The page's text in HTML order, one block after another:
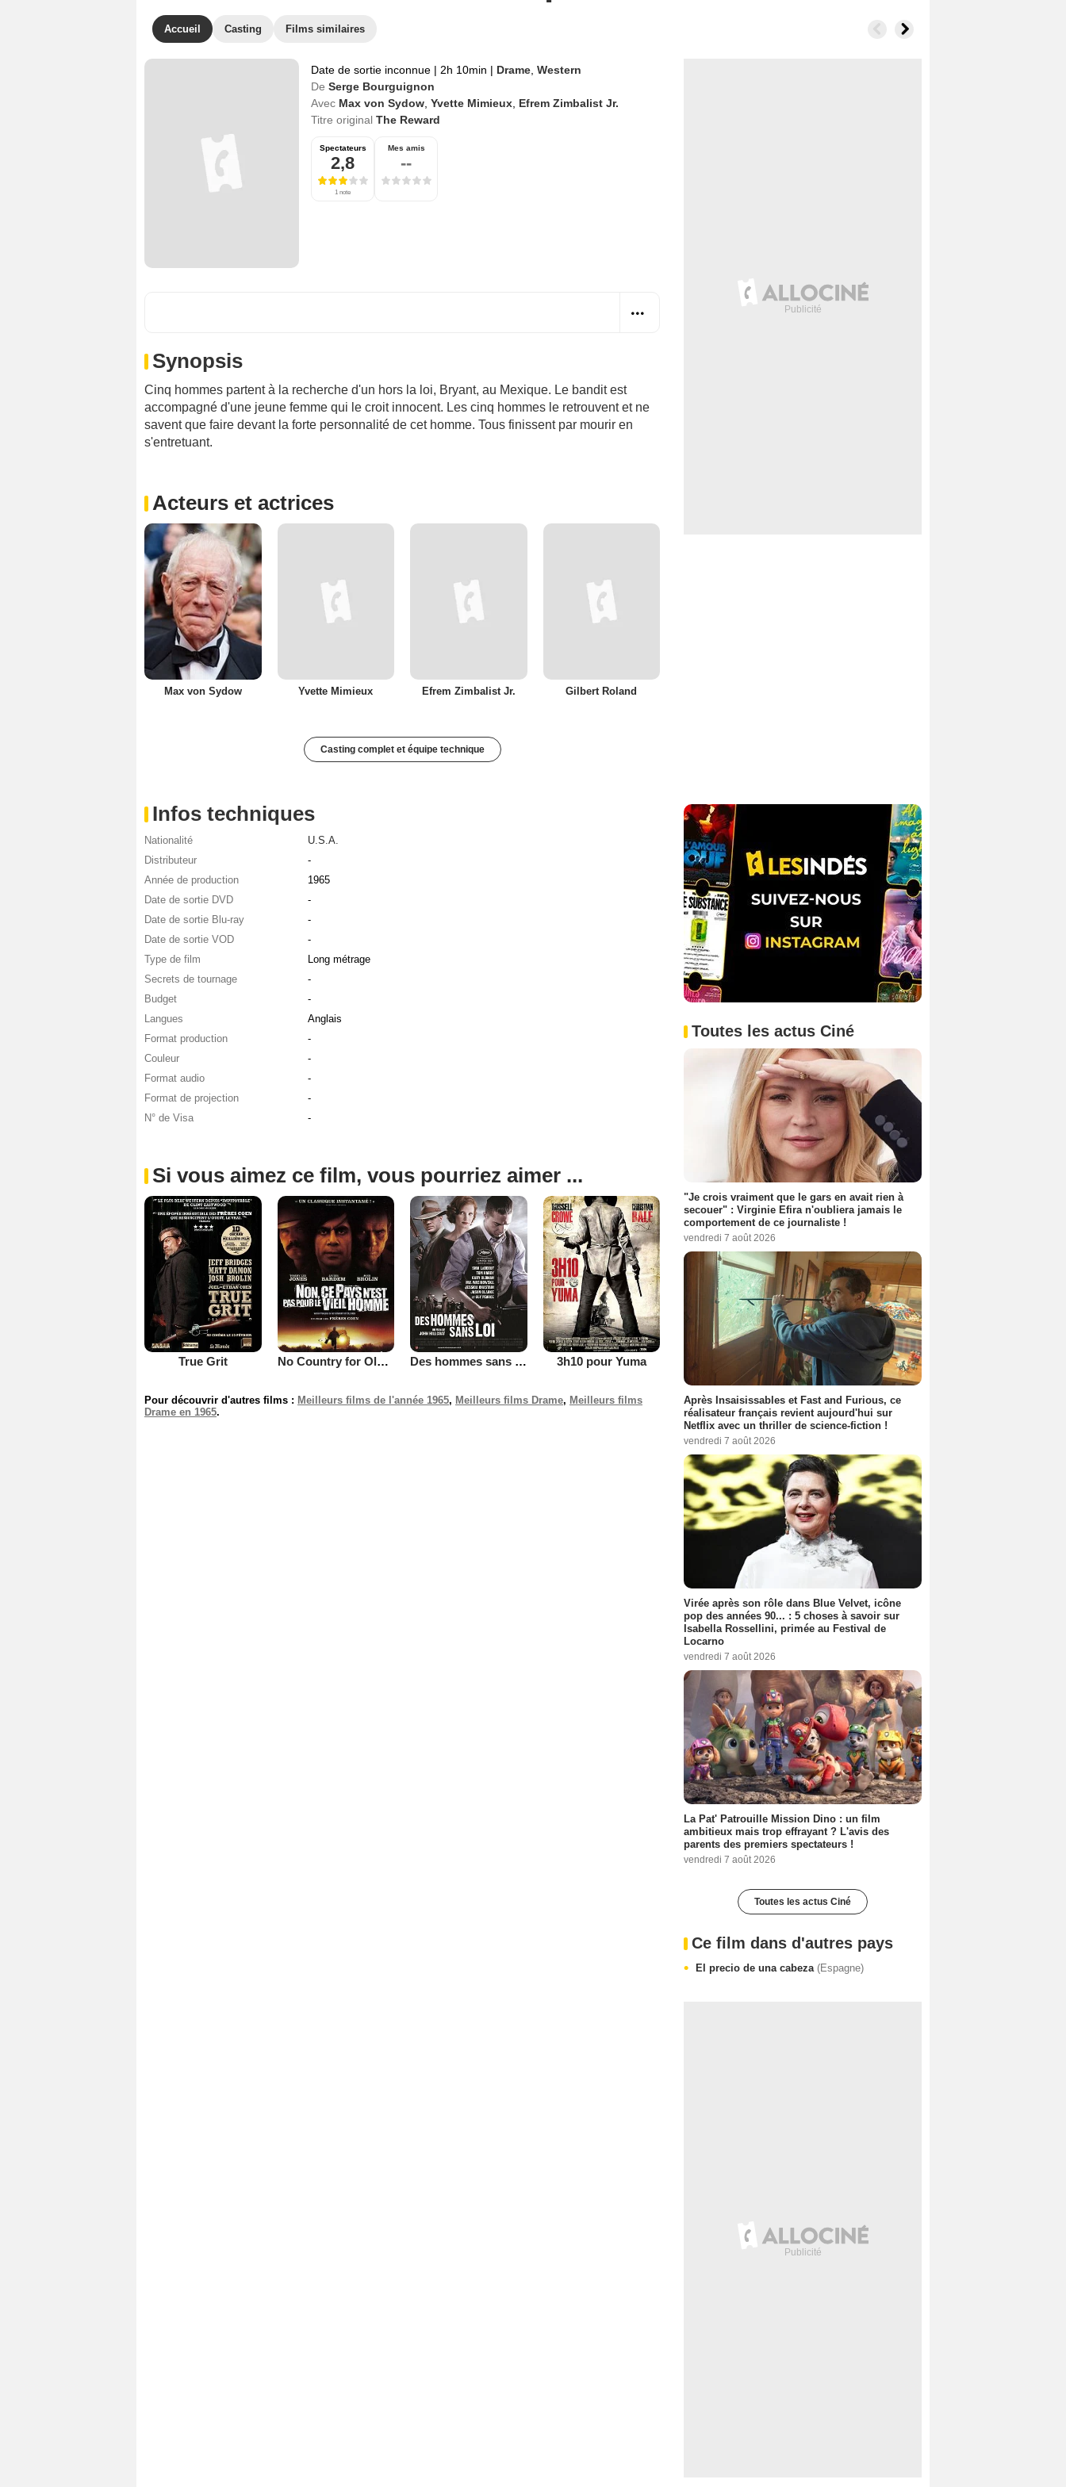
Accueil Casting Films similaires
Date de sortie inconnue | 2h 10min | Drame Western
De Serge Bourguignon
Avec Max von Sydow Yvette Mimieux Efrem Zimbalist Jr.
Titre original The Reward
Spectateurs
2,8
1 note
Mes amis
--
Synopsis
Cinq hommes partent à la recherche d'un hors la loi, Bryant, au Mexique. Le bandit est
accompagné d'une jeune femme qui le croit innocent. Les cinq hommes le retrouvent et ne
savent que faire devant la forte personnalité de cet homme. Tous finissent par mourir en
s'entretuant.
Acteurs et actrices
Max von Sydow Yvette Mimieux Efrem Zimbalist Jr. Gilbert Roland
Casting complet et équipe technique
Infos techniques
Nationalité
U.S.A.
Distributeur
-
Année de production
1965
Date de sortie DVD
-
Date de sortie Blu-ray
-
Date de sortie VOD
-
Type de film
Long métrage
Secrets de tournage
-
Budget
-
Langues
Anglais
Format production
-
Couleur
-
Format audio
-
Format de projection
-
N° de Visa
-
Si vous aimez ce film, vous pourriez aimer ...
True Grit No Country for Old Men - Non, ce pays n'est pas pour le vieil homme Des hommes sans loi 3h10 pour Yuma
Pour découvrir d'autres films : Meilleurs films de l'année 1965, Meilleurs films Drame, Meilleurs films
Drame en 1965.
Toutes les actus Ciné
"Je crois vraiment que le gars en avait rien à
secouer" : Virginie Efira n'oubliera jamais le
comportement de ce journaliste !
vendredi 7 août 2026
Après Insaisissables et Fast and Furious, ce
réalisateur français revient aujourd'hui sur
Netflix avec un thriller de science-fiction !
vendredi 7 août 2026
Virée après son rôle dans Blue Velvet, icône
pop des années 90... : 5 choses à savoir sur
Isabella Rossellini, primée au Festival de
Locarno
vendredi 7 août 2026
La Pat' Patrouille Mission Dino : un film
ambitieux mais trop effrayant ? L'avis des
parents des premiers spectateurs !
vendredi 7 août 2026
Toutes les actus Ciné
Ce film dans d'autres pays
El precio de una cabeza (Espagne)